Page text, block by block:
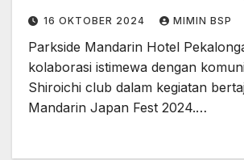
16 OKTOBER 2024 MIMIN BSP
Parkside Mandarin Hotel
kolaborasi istimewa dengan
Shiroichi club dalam kegiatan
Mandarin Japan Fest 2024.…